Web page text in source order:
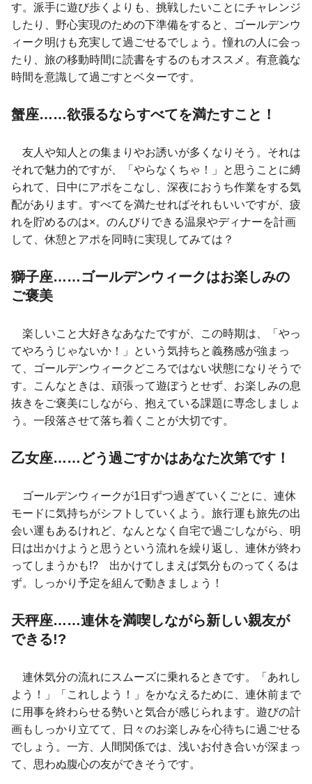
す。派手に遊び歩くよりも、挑戦したいことにチャレンジ
したり、野心実現のための下準備をすると、ゴールデンウ
ィーク明けも充実して過ごせるでしょう。憧れの人に会っ
たり、旅の移動時間に読書をするのもオススメ。有意義な
時間を意識して過ごすとベターです。
蟹座……欲張るならすべてを満たすこと！
友人や知人との集まりやお誘いが多くなりそう。それは
それで魅力的ですが、「やらなくちゃ！」と思うことに縛
られて、日中にアポをこなし、深夜におうち作業をする気
配があります。すべてを満たせればそれもいいですが、疲
れを貯めるのは×。のんびりできる温泉やディナーを計画
して、休憩とアポを同時に実現してみては？
獅子座……ゴールデンウィークはお楽しみの
ご褒美
楽しいこと大好きなあなたですが、この時期は、「やっ
てやろうじゃないか！」という気持ちと義務感が強まっ
て、ゴールデンウィークどころではない状態になりそうで
す。こんなときは、頑張って遊ぼうとせず、お楽しみの息
抜きをご褒美にしながら、抱えている課題に専念しましょ
う。一段落させて落ち着くことが大切です。
乙女座……どう過ごすかはあなた次第です！
ゴールデンウィークが1日ずつ過ぎていくごとに、連休
モードに気持ちがシフトしていくよう。旅行運も旅先の出
会い運もあるけれど、なんとなく自宅で過ごしながら、明
日は出かけようと思うという流れを繰り返し、連休が終わ
ってしまうかも!? 出かけてしまえば気分ものってくるは
ず。しっかり予定を組んで動きましょう！
天秤座……連休を満喫しながら新しい親友が
できる!?
連休気分の流れにスムーズに乗れるときです。「あれし
よう！」「これしよう！」をかなえるために、連休前まで
に用事を終わらせる勢いと気合が感じられます。遊びの計
画もしっかり立てて、日々のお楽しみを心待ちに過ごせる
でしょう。一方、人間関係では、浅いお付き合いが深まっ
て、思わぬ腹心の友ができそうです。